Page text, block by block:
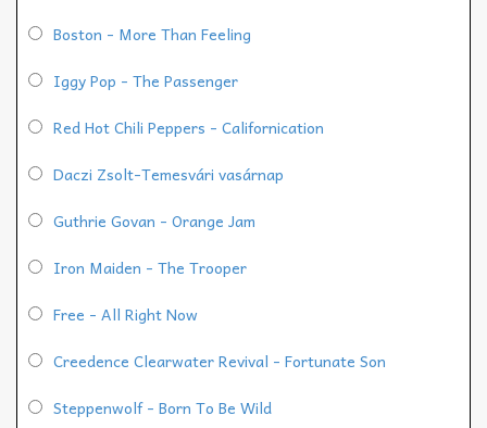
Boston - More Than Feeling
Iggy Pop - The Passenger
Red Hot Chili Peppers - Californication
Daczi Zsolt-Temesvári vasárnap
Guthrie Govan - Orange Jam
Iron Maiden - The Trooper
Free - All Right Now
Creedence Clearwater Revival - Fortunate Son
Steppenwolf - Born To Be Wild